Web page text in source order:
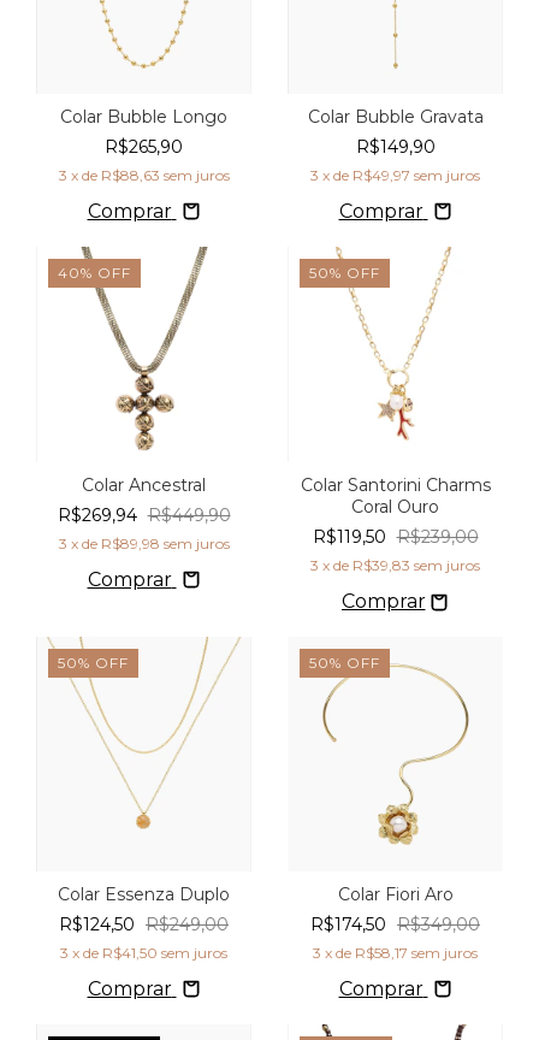
Colar Bubble Longo
R$265,90
3 x de R$88,63 sem juros
Comprar
Colar Bubble Gravata
R$149,90
3 x de R$49,97 sem juros
Comprar
40% OFF
Colar Ancestral
R$269,94 R$449,90
3 x de R$89,98 sem juros
Comprar
50% OFF
Colar Santorini Charms
Coral Ouro
R$119,50 R$239,00
3 x de R$39,83 sem juros
50% OFF
Colar Essenza Duplo
R$124,50 R$249,00
3 x de R$41,50 sem juros
Comprar
50% OFF
Colar Fiori Aro
R$174,50 R$349,00
3 x de R$58,17 sem juros
Comprar